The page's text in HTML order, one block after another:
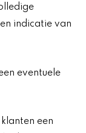
indicatie van
eventuele
een